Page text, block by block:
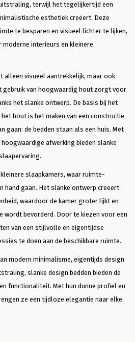
terwijl het tegelijkertijd een
esthetiek creëert. Deze
te besparen en visueel lichter te lijken,
interieurs en kleinere
alleen visueel aantrekkelijk, maar ook
gebruik van hoogwaardig hout zorgt voor
het slanke ontwerp. De basis bij het
hout is het maken van een constructie
gaan: de bedden staan als een huis. Met
afwerking bieden slanke
slaapkamers, waar ruimte-
hand gaan. Het slanke ontwerp creëert
waardoor de kamer groter lijkt en
wordt bevorderd. Door te kiezen voor een
van een stijlvolle en eigentijdse
te doen aan de beschikbare ruimte.
modern minimalisme, eigentijds design
slanke design bedden bieden de
functionaliteit. Met hun dunne profiel en
ze een tijdloze elegantie naar elke